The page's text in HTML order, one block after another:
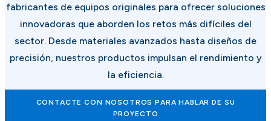
fabricantes de equipos originales para ofrecer soluciones
innovadoras que aborden los retos más difíciles del
sector. Desde materiales avanzados hasta diseños de
precisión, nuestros productos impulsan el rendimiento y
la eficiencia.
CONTACTE CON NOSOTROS PARA HABLAR DE SU
PROYECTO